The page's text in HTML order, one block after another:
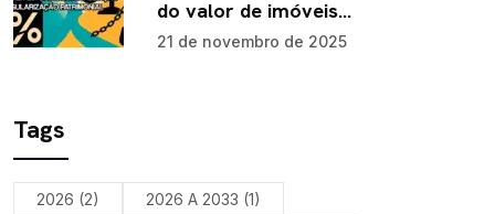
do valor de imóveis…
21 de novembro de 2025
Tags
2026 (2) 2026 A 2033 (1)